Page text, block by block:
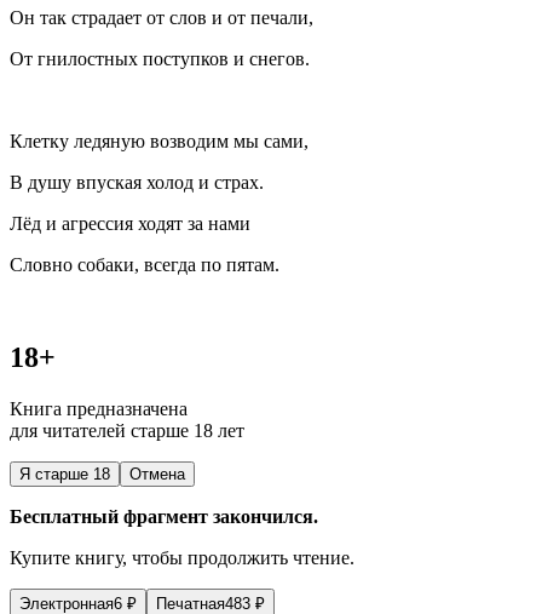
Он так страдает от слов и от печали,
От гнилостных поступков и снегов.
Клетку ледяную возводим мы сами,
В душу впуская холод и страх.
Лёд и агрессия ходят за нами
Словно собаки, всегда по пятам.
18+
Книга предназначена
для читателей старше 18 лет
Я старше 18 Отмена
Бесплатный фрагмент закончился.
Купите книгу, чтобы продолжить чтение.
Электронная6 ₽ Печатная483 ₽